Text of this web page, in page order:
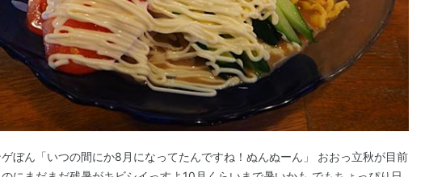
ゲぼん「いつの間にか8月になってたんですね！ぬんぬーん」 おおっ立秋が目前